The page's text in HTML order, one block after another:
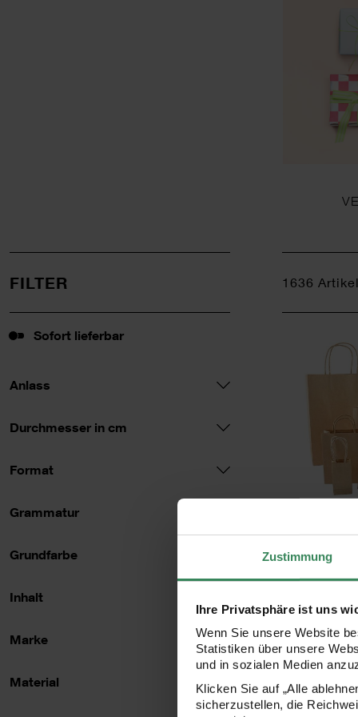
Zustimmung
Ihre Privatsphäre ist uns
Wenn Sie unsere Website
Statistiken über unsere
und in sozialen Medien
Klicken Sie auf „Alle
sicherzustellen, die
FILTER
Sofort lieferbar
Sofort lieferbar
Anlass
Durchmesser in cm
Format
Grammatur
Grundfarbe
Inhalt
Marke
Material
1636
5